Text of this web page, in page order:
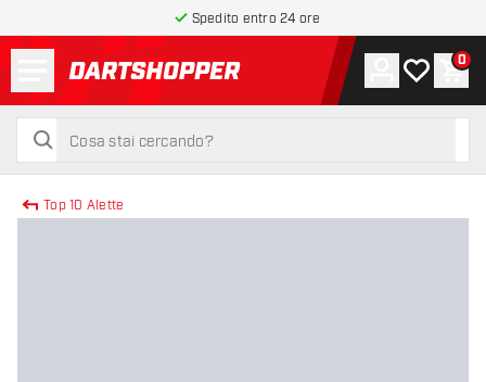
Spedito entro 24 ore
torna alla home page
cerca
cerca
Account
La mia0
Top 10 Alette